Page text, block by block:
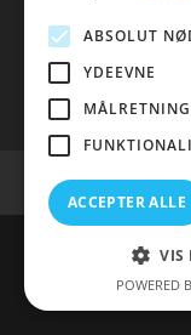
Cookie-
Denne
spændende
ABSOLUT
YDEEVNE
MÅLRETNING
ACCEPTER ALLE
VIS
POWERED